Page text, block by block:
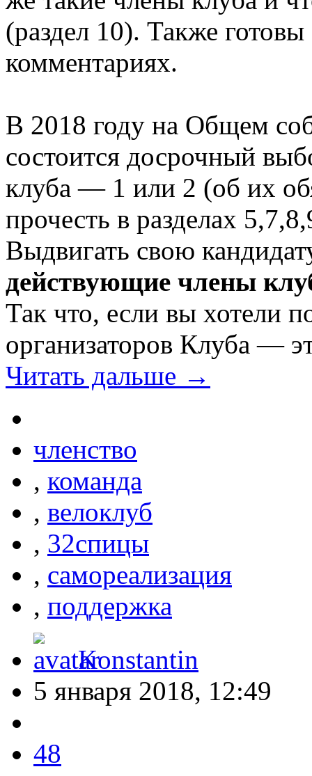
(раздел 10). Также
комментариях.
В 2018 году на Общем
состоится досрочный
клуба — 1 или 2 (об их
прочесть в разделах
Выдвигать свою
действующие члены
Так что, если вы хотели
организаторов Клуба —
Читать дальше →
членство
, команда
, велоклуб
, 32спицы
, самореализация
, поддержка
Konstantin
5 января 2018, 12:49
48